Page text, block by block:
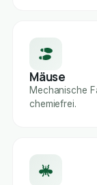
Mäuse
Mechanische
chemiefrei.